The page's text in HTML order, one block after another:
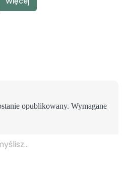
opublikowany. Wymagane